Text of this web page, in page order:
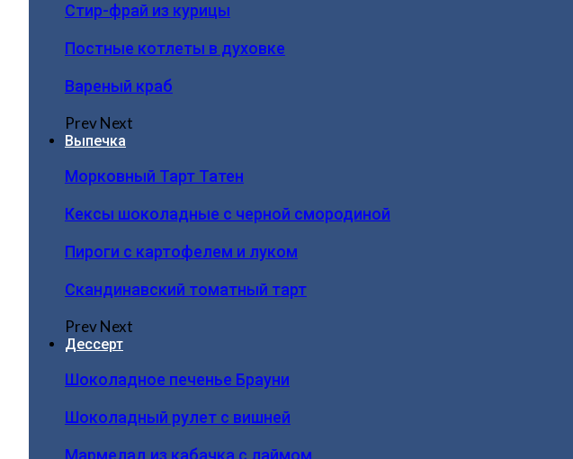
Стир-фрай из курицы
Постные котлеты в духовке
Вареный краб
PrevNext
Выпечка
Морковный Тарт Татен
Кексы шоколадные с черной смородиной
Пироги c картофелем и луком
Скандинавский томатный тарт
PrevNext
Дессерт
Шоколадное печенье Брауни
Шоколадный рулет с вишней
Мармелад из кабачка с лаймом